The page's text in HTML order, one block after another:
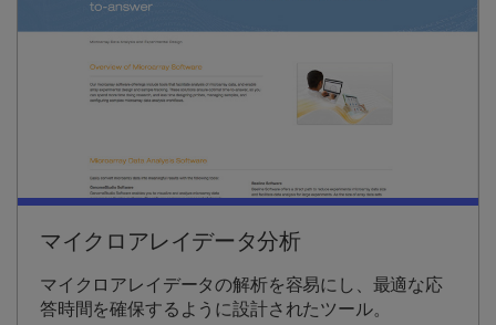
マイクロアレイデータ分析
マイクロアレイデータの解析を容易にし、最適な応
答時間を確保するように設計されたツール。